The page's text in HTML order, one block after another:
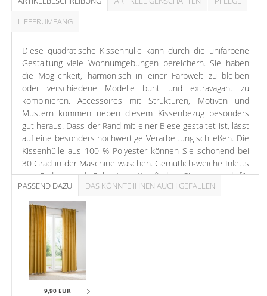
LIEFERUMFANG
Diese quadratische Kissenhülle kann durch die unifarbene
Gestaltung viele Wohnumgebungen bereichern. Sie haben
die Möglichkeit, harmonisch in einer Farbwelt zu bleiben
oder verschiedene Modelle bunt und extravagant zu
kombinieren. Accessoires mit Strukturen, Motiven und
Mustern kommen neben diesem Kissenbezug besonders
gut heraus. Dass der Rand mit einer Biese gestaltet ist, lässt
auf eine besonders hochwertige Verarbeitung schließen. Die
Kissenhülle aus 100 % Polyester können Sie schonend bei
30 Grad in der Maschine waschen. Gemütlich-weiche Inletts
mit Federn und Polyesterwatte finden Sie passend für
diesen Kissenbezug separat im Shop.
Dieser verspielt-romantische und pastellige Ton verleiht
jedem Wohnbereich ein herzliches, freundliches und
einladendes Flair. Die Kombination mit Weiß und Grau bietet
sich besonders an. Ausgeglichen und harmonisch wirkt ein
rosa Kissen mit rauchigen Blautönen, modern mit Taupe.
Frühlingshaft wird es mit hellem Holz, frischem Apfel- und
Limettengrün, Gelb und Orange.
PASSEND DAZU DAS KÖNNTE IHNEN AUCH GEFALLEN
9,90 EUR